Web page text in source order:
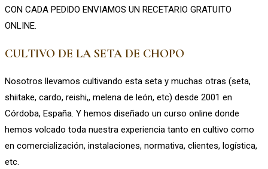
CON CADA PEDIDO ENVIAMOS UN RECETARIO GRATUITO
ONLINE.
CULTIVO DE LA SETA DE CHOPO
Nosotros llevamos cultivando esta seta y muchas otras (seta,
shiitake, cardo, reishi,, melena de león, etc) desde 2001 en
Córdoba, España. Y hemos diseñado un curso online donde
hemos volcado toda nuestra experiencia tanto en cultivo como
en comercialización, instalaciones, normativa, clientes, logística,
etc.